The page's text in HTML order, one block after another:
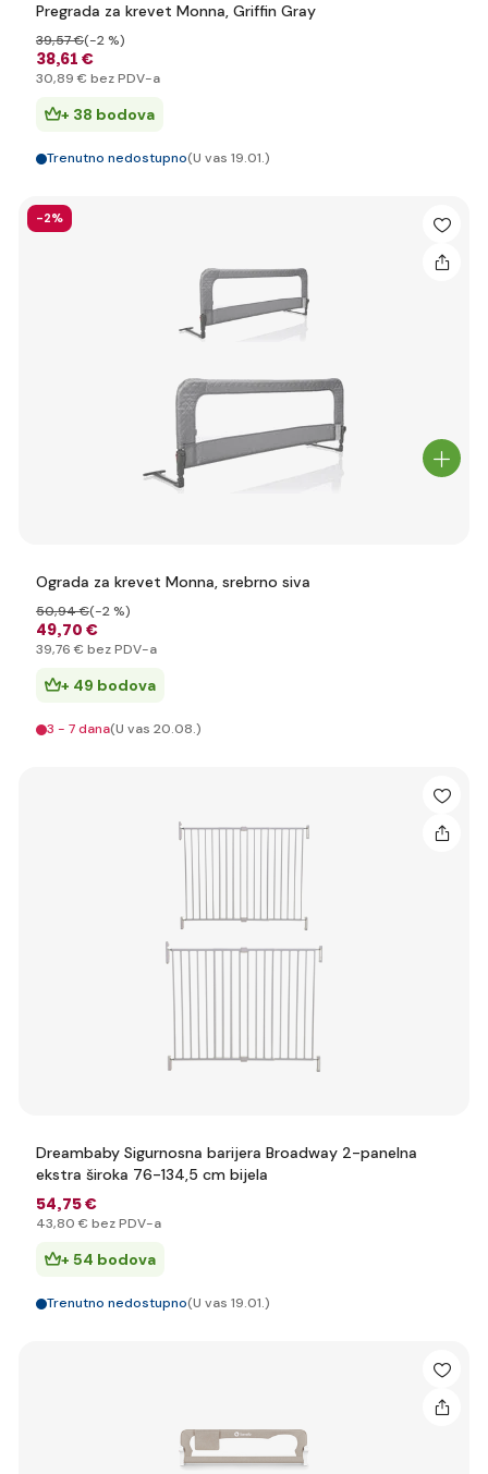
Pregrada za krevet Monna, Griffin Gray
38,61 €
39,57 €(-2 %)
30,89 € bez PDV-a
+ 38 bodova
Trenutno nedostupno(U vas 19.01.)
-2%
Ograda za krevet Monna, srebrno siva
49,70 €
50,94 €(-2 %)
39,76 € bez PDV-a
+ 49 bodova
3 - 7 dana(U vas 20.08.)
Dreambaby Sigurnosna barijera Broadway 2-panelna
ekstra široka 76-134,5 cm bijela
54,75 €
43,80 € bez PDV-a
+ 54 bodova
Trenutno nedostupno(U vas 19.01.)